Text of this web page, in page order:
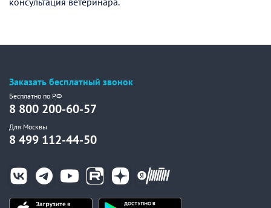
Заказать бесплатный звонок
Бесплатно по РФ
8 800 200-60-57
Для Москвы
8 499 112-44-50